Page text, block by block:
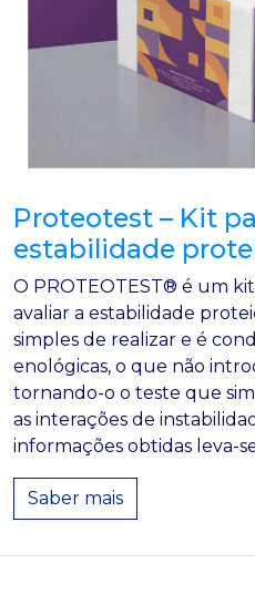
Proteotest – Kit
estabilidade
O PROTEOTEST® é um
avaliar a estabilidade
simples de realizar e é
enológicas, o que não
tornando-o o teste que
as interações de
informações obtidas leva-
Saber maisfrom